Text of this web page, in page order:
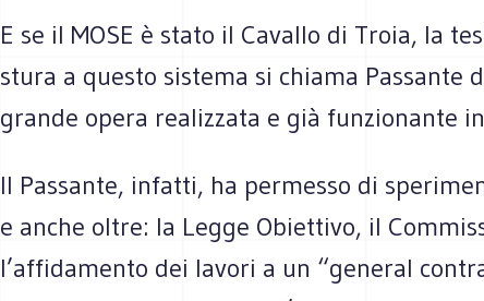
E se il MOSE è stato il Cavallo di Troia, la
stura a questo sistema si chiama Passante
grande opera realizzata e già funzionante
Il Passante, infatti, ha permesso di
e anche oltre: la Legge Obiettivo, il
l’affidamento dei lavori a un “general